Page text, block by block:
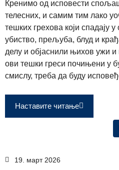
Кренимо од исповести
телесних, и самим тим лако
тешких грехова који спадају у
убиство, прељуба, блуд и
делу и објаснили њихов ужи и
ови тешки греси почињени у
смислу, треба да буду
Наставите читање
19. март 2026